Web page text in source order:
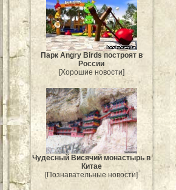
Парк Angry Birds построят в
России
[Хорошие новости]
Чудесный Висячий монастырь в
Китае
[Познавательные новости]